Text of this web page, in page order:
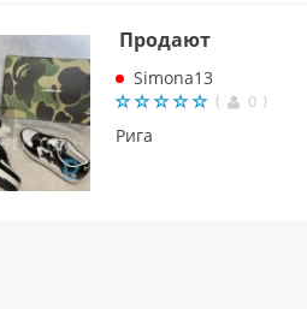
Продают
Simona13
( 0 )
Рига